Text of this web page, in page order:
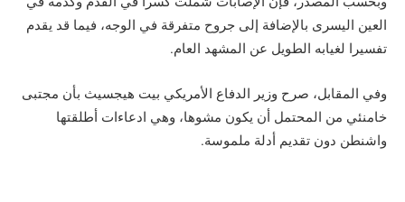
العين اليسرى بالإضافة إلى جروح متفرقة في الوجه، فيما قد يقدم
تفسيرا لغيابه الطويل عن المشهد العام.
وفي المقابل، صرح وزير الدفاع الأمريكي بيت هيجسيث بأن مجتبى
خامنئي من المحتمل أن يكون مشوها، وهي ادعاءات أطلقتها
واشنطن دون تقديم أدلة ملموسة.